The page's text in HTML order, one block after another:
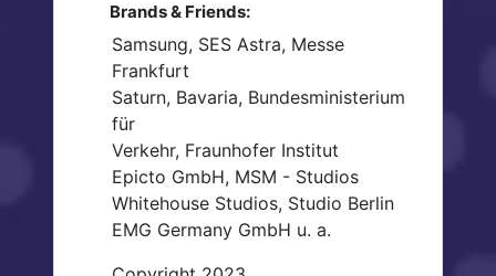
Brands & Friends:
Samsung, SES Astra, Messe
Frankfurt
Saturn, Bavaria, Bundesministerium
für
Verkehr, Fraunhofer Institut
Epicto GmbH, MSM - Studios
Whitehouse Studios, Studio Berlin
EMG Germany GmbH u. a.